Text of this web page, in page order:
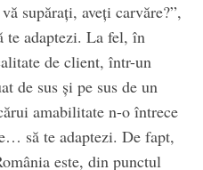
supărați, aveți carvăre?”,
adaptezi. La fel, în
de client, într-un
de sus și pe sus de un
amabilitate n-o întrece
să te adaptezi. De fapt,
este, din punctul